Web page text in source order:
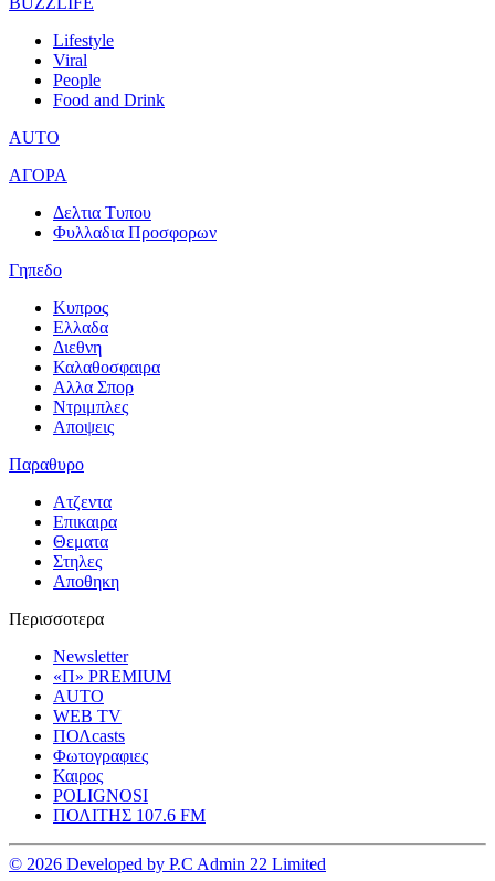
Lifestyle
Viral
People
Food and Drink
AUTO
ΑΓΟΡΑ
Δελτια Τυπου
Φυλλαδια Προσφορων
Γηπεδο
Κυπρος
Ελλαδα
Διεθνη
Καλαθοσφαιρα
Αλλα Σπορ
Ντριμπλες
Αποψεις
Παραθυρο
Ατζεντα
Επικαιρα
Θεματα
Στηλες
Αποθηκη
Περισσοτερα
Newsletter
«Π» PREMIUM
AUTO
WEB TV
ΠΟΛcasts
Φωτογραφιες
Καιρος
POLIGNOSI
ΠΟΛΙΤΗΣ 107.6 FM
© 2026 Developed by P.C Admin 22 Limited